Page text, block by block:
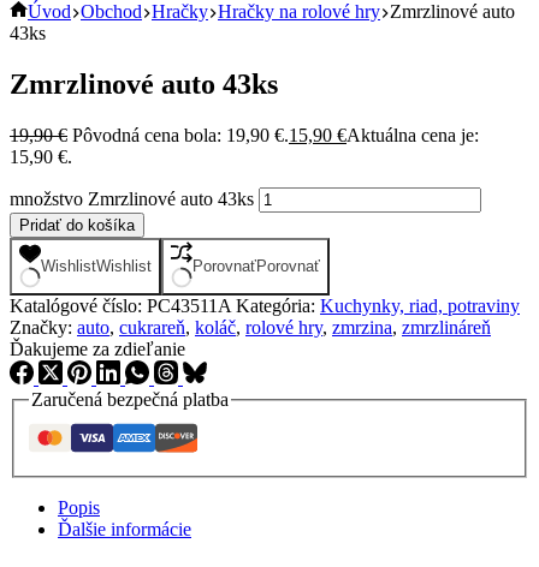
Úvod Obchod Hračky Hračky na rolové hry Zmrzlinové auto
43ks
Zmrzlinové auto 43ks
19,90€ Pôvodná cena bola: 19,90 €.15,90 €Aktuálna cena je:
15,90 €.
množstvo Zmrzlinové auto 43ks
Pridať do košíka
WishlistWishlist PorovnaťPorovnať
Katalógové číslo: PC43511A Kategória: Kuchynky, riad, potraviny
Značky: auto, cukrareň, koláč, rolové hry, zmrzina, zmrzlináreň
Ďakujeme za zdieľanie
Zaručená bezpečná platba
Popis
Ďalšie informácie